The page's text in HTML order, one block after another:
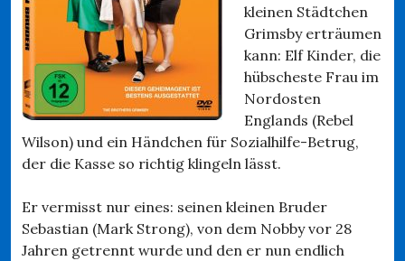
kleinen Städtchen
Grimsby erträumen
kann: Elf Kinder, die
hübscheste Frau im
Nordosten
Englands (Rebel
Wilson) und ein Händchen für Sozialhilfe-Betrug,
der die Kasse so richtig klingeln lässt.
Er vermisst nur eines: seinen kleinen Bruder
Sebastian (Mark Strong), von dem Nobby vor 28
Jahren getrennt wurde und den er nun endlich